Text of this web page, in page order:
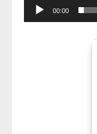
00:00